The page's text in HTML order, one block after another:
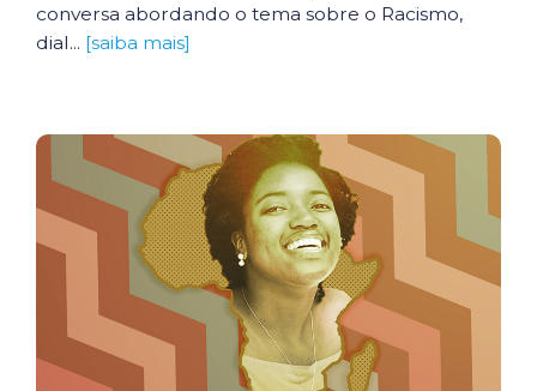
conversa abordando o tema sobre o Racismo,
dial... [saiba mais]